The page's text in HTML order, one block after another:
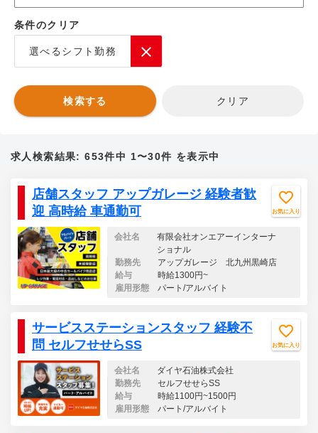
条件のクリア
選べるシフト勤務
検索する クリア
求人検索結果:653件中 1〜30件 を表示中
店舗スタッフ アップガレージ 経験者歓
迎 高時給 車通勤可
お気に入り
会社名
有限会社オンエアーインターナ
ショナル
勤務先
アップガレージ 北九州黒崎店
給与
時給1300円~
雇用形態
パート/アルバイト
サービスステーションスタッフ 経験不
問 セルフせせらSS
お気に入り
会社名
ダイヤ石油株式会社
勤務先
セルフせせらSS
給与
時給1100円~1500円
雇用形態
パート/アルバイト